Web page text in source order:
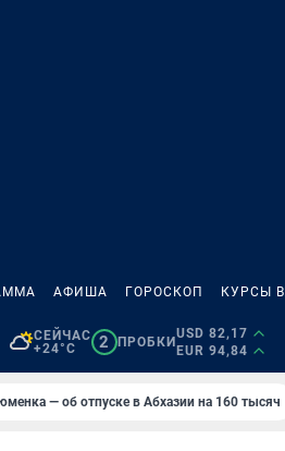
АФИША ГОРОСКОП КУРСЫ
СЕЙЧАС
+24°C
2 ПРОБКИ
USD 82,17
EUR 94,84
— об отпуске в Абхазии на 160 тысяч